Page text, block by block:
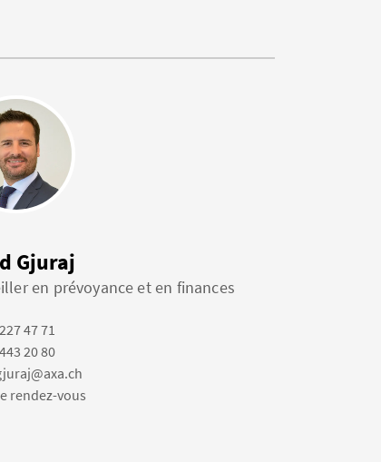
Gjuraj
en prévoyance et en finances
47 71
20 80
rendez-vous